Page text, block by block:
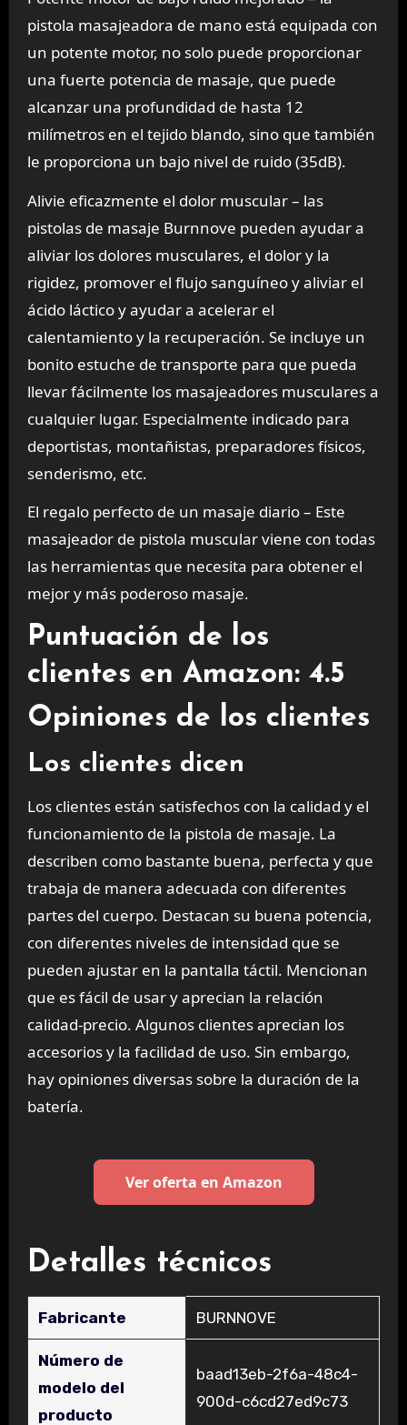
pistola masajeadora de mano está equipada con
un potente motor, no solo puede proporcionar
una fuerte potencia de masaje, que puede
alcanzar una profundidad de hasta 12
milímetros en el tejido blando, sino que también
le proporciona un bajo nivel de ruido (35dB).
Alivie eficazmente el dolor muscular – las
pistolas de masaje Burnnove pueden ayudar a
aliviar los dolores musculares, el dolor y la
rigidez, promover el flujo sanguíneo y aliviar el
ácido láctico y ayudar a acelerar el
calentamiento y la recuperación. Se incluye un
bonito estuche de transporte para que pueda
llevar fácilmente los masajeadores musculares a
cualquier lugar. Especialmente indicado para
deportistas, montañistas, preparadores físicos,
senderismo, etc.
El regalo perfecto de un masaje diario – Este
masajeador de pistola muscular viene con todas
las herramientas que necesita para obtener el
mejor y más poderoso masaje.
Puntuación de los
clientes en Amazon: 4.5
Opiniones de los clientes
Los clientes dicen
Los clientes están satisfechos con la calidad y el
funcionamiento de la pistola de masaje. La
describen como bastante buena, perfecta y que
trabaja de manera adecuada con diferentes
partes del cuerpo. Destacan su buena potencia,
con diferentes niveles de intensidad que se
pueden ajustar en la pantalla táctil. Mencionan
que es fácil de usar y aprecian la relación
calidad-precio. Algunos clientes aprecian los
accesorios y la facilidad de uso. Sin embargo,
hay opiniones diversas sobre la duración de la
batería.
Ver oferta en Amazon
Detalles técnicos
Fabricante ‎BURNNOVE
Número de
modelo del
producto
‎baad13eb-2f6a-48c4-
900d-c6cd27ed9c73